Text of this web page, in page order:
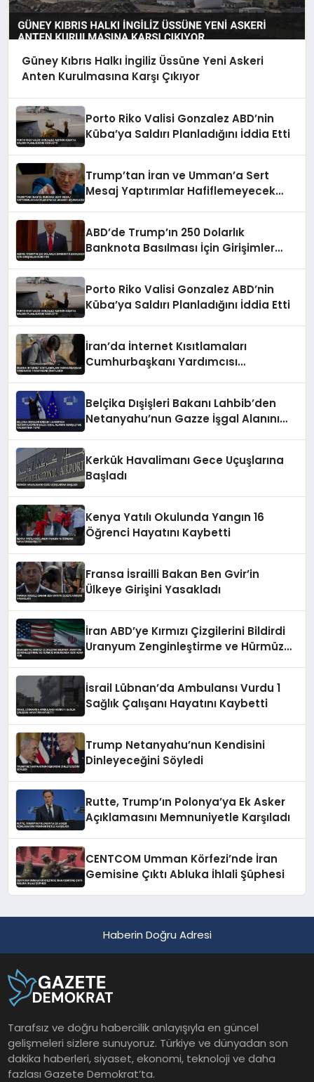
Güney Kıbrıs Halkı İngiliz Üssüne Yeni Askeri
Anten Kurulmasına Karşı Çıkıyor
Porto Riko Valisi Gonzalez ABD’nin
Küba’ya Saldırı Planladığını İddia Etti
Trump’tan İran ve Umman’a Sert
Mesaj Yaptırımlar Hafiflemeyecek
ABD’de Trump’ın 250 Dolarlık
Banknota Basılması İçin Girişimler
Porto Riko Valisi Gonzalez ABD’nin
Küba’ya Saldırı Planladığını İddia Etti
İran’da İnternet Kısıtlamaları
Cumhurbaşkanı Yardımcısı
Belçika Dışişleri Bakanı Lahbib’den
Netanyahu’nun Gazze İşgal Alanını
Kerkük Havalimanı Gece Uçuşlarına
Başladı
Kenya Yatılı Okulunda Yangın 16
Öğrenci Hayatını Kaybetti
Fransa İsrailli Bakan Ben Gvir’in
Ülkeye Girişini Yasakladı
İran ABD’ye Kırmızı Çizgilerini Bildirdi
Uranyum Zenginleştirme ve Hürmüz
İsrail Lübnan’da Ambulansı Vurdu 1
Sağlık Çalışanı Hayatını Kaybetti
Trump Netanyahu’nun Kendisini
Dinleyeceğini Söyledi
Rutte, Trump’ın Polonya’ya Ek Asker
Açıklamasını Memnuniyetle Karşıladı
CENTCOM Umman Körfezi’nde İran
Gemisine Çıktı Abluka İhlali Şüphesi
Haberin Doğru Adresi
Tarafsız ve doğru habercilik anlayışıyla en güncel
gelişmeleri sizlere sunuyoruz. Türkiye ve dünyadan son
dakika haberleri, siyaset, ekonomi, teknoloji ve daha
fazlası Gazete Demokrat’ta.